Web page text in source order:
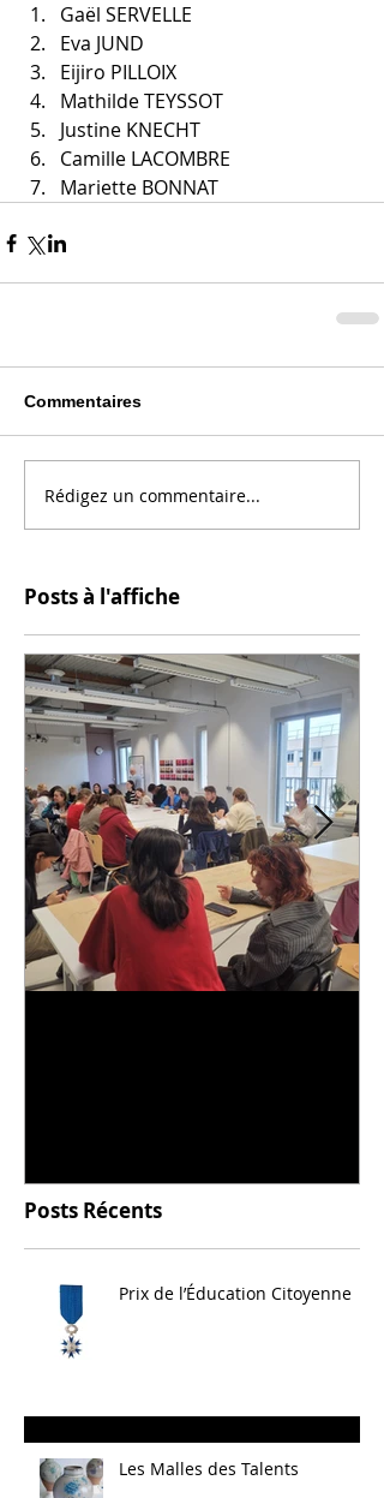
Gaël SERVELLE
Eva JUND
Eijiro PILLOIX
Mathilde TEYSSOT
Justine KNECHT
Camille LACOMBRE
Mariette BONNAT
Commentaires
Rédigez un commentaire...
Posts à l'affiche
Posts Récents
Prix de l’Éducation Citoyenne
Les Malles des Talents